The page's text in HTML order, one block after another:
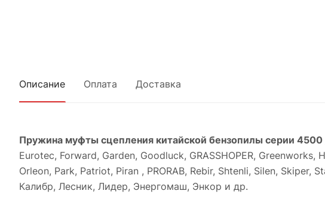
Описание Оплата Доставка
Пружина муфты сцепления китайской бензопилы серии
Eurotec, Forward, Garden, Goodluck, GRASSHOPER,
Orleon, Park, Patriot, Piran , PRORAB, Rebir, Shtenli, Silen,
Калибр, Лесник, Лидер, Энергомаш, Энкор и др.